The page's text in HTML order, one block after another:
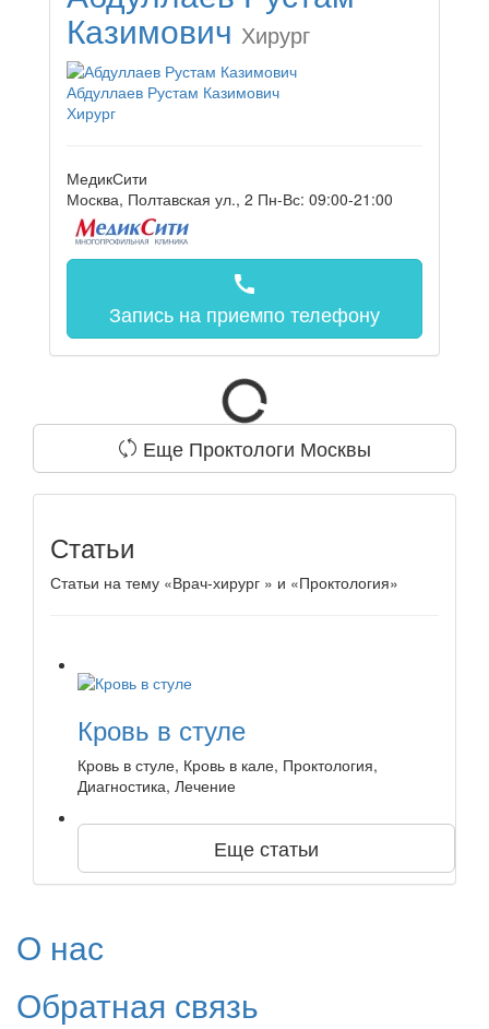
Казимович Хирург
Абдуллаев Рустам Казимович
Хирург
МедикСити
Москва, Полтавская ул., 2 Пн-Вс: 09:00-21:00
call
Запись на приемпо телефону
Еще Проктологи Москвы
Статьи
Статьи на тему «Врач-хирург » и «Проктология»
Кровь в стуле
Кровь в стуле, Кровь в кале, Проктология,
Диагностика, Лечение
Еще статьи
О нас
Обратная связь